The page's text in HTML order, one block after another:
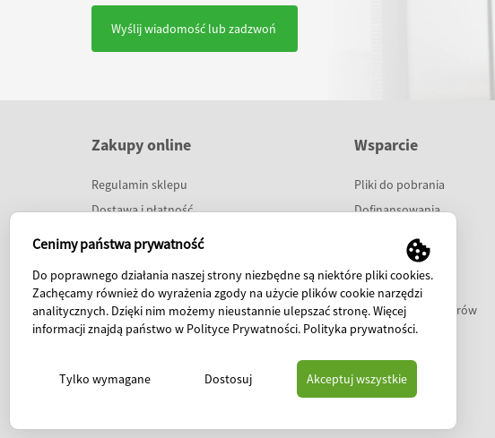
Wyślij wiadomość lub zadzwoń
Zakupy online
Regulamin sklepu
Dostawa i płatność
Raty 0%
Wsparcie
Pliki do pobrania
Dofinansowania
Prezentacje
Baza wiedzy
Warunki dla partnerów
FAQ
Cenimy państwa prywatność
Do poprawnego działania naszej strony niezbędne są niektóre pliki cookies.
Zachęcamy również do wyrażenia zgody na użycie plików cookie narzędzi
analitycznych. Dzięki nim możemy nieustannie ulepszać stronę. Więcej
informacji znajdą państwo w Polityce Prywatności. Polityka prywatności.
Dostosuj
Tylko wymagane Akceptuj wszystkie